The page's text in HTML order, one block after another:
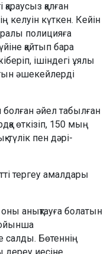
қалған
келуін күткен. Кейін
полицияға
қайтып бара
ішіндегі ұялы
әшекейлерді
болған әйел табылған
өткізіп, 150 мың
түлік пен дәрі-
тергеу амалдары
анықтауға болатын
салды. Бөтеннің